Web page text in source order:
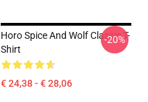
Horo Spice And Wolf Classic T-
Shirt
€ 24,38 - € 28,06
-20%